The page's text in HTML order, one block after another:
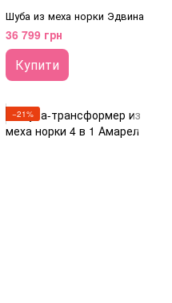
Шуба из меха норки Эдвина
36 799 грн
Купити
−21%